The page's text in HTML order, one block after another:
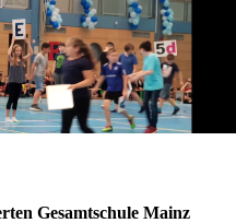
Gesamtschule Mainz